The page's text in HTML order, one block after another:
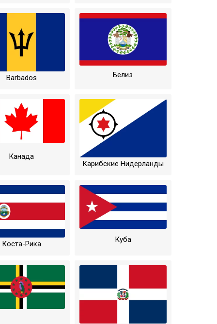
Barbados Белиз
Канада
Карибские Нидерланды
Коста-Рика Куба